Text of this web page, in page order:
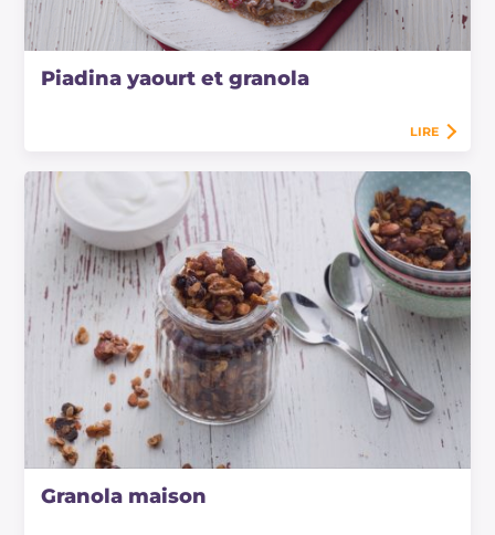
Piadina yaourt et granola
LIRE
Granola maison